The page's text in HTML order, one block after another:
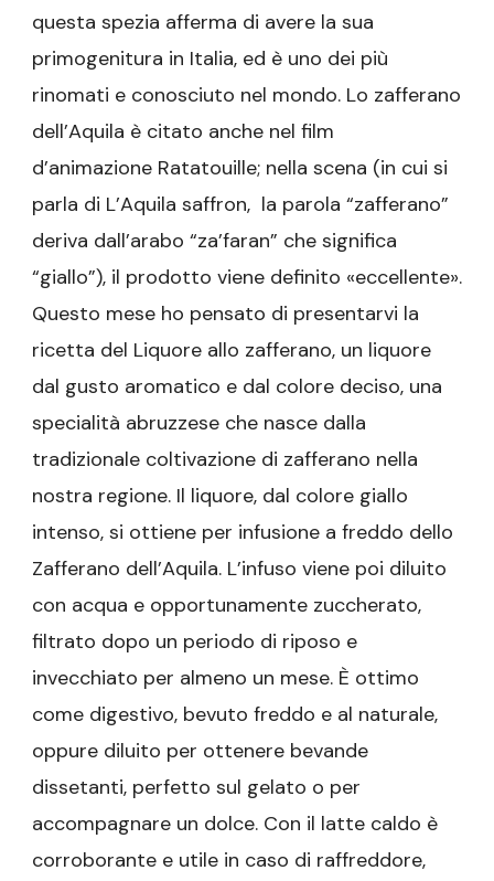
questa spezia afferma di avere la sua
primogenitura in Italia, ed è uno dei più
rinomati e conosciuto nel mondo. Lo zafferano
dell’Aquila è citato anche nel film
d’animazione Ratatouille; nella scena (in cui si
parla di L’Aquila saffron, la parola “zafferano”
deriva dall’arabo “za’faran” che significa
“giallo”), il prodotto viene definito «eccellente».
Questo mese ho pensato di presentarvi la
ricetta del Liquore allo zafferano, un liquore
dal gusto aromatico e dal colore deciso, una
specialità abruzzese che nasce dalla
tradizionale coltivazione di zafferano nella
nostra regione. Il liquore, dal colore giallo
intenso, si ottiene per infusione a freddo dello
Zafferano dell’Aquila. L’infuso viene poi diluito
con acqua e opportunamente zuccherato,
filtrato dopo un periodo di riposo e
invecchiato per almeno un mese. È ottimo
come digestivo, bevuto freddo e al naturale,
oppure diluito per ottenere bevande
dissetanti, perfetto sul gelato o per
accompagnare un dolce. Con il latte caldo è
corroborante e utile in caso di raffreddore,